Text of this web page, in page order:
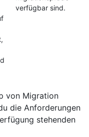
verfügbar sind.
von Migration
die Anforderungen
stehenden